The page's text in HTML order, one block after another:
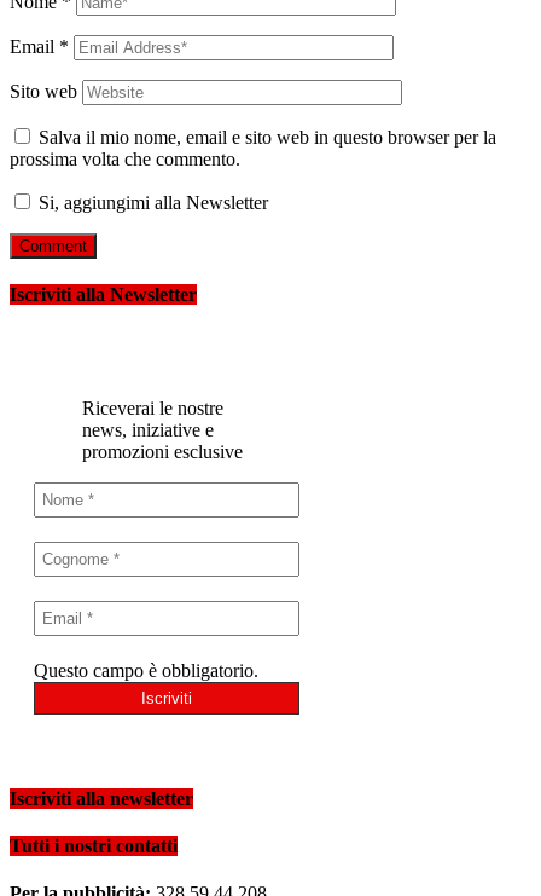
Email *
Sito web
Salva il mio nome, email e sito web in questo browser per la
prossima volta che commento.
Si, aggiungimi alla Newsletter
Iscriviti alla Newsletter
Riceverai le nostre
news, iniziative e
promozioni esclusive
Questo campo è obbligatorio.
Iscriviti alla newsletter
Tutti i nostri contatti